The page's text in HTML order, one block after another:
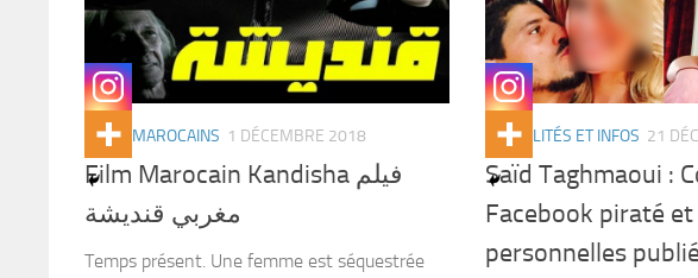
FILMS MAROCAINS 1 DÉCEMBRE 2018
Film Marocain Kandisha فيلم
مغربي قنديشة
Temps présent. Une femme est séquestrée
ACTUALITÉS ET INFOS 21
Saïd Taghmaoui :
Facebook piraté
personnelles